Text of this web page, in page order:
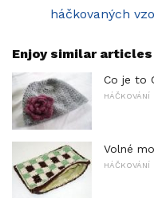
háčkovaných
Enjoy similar articles
Co je to
HÁČKOVÁNÍ
Volné
HÁČKOVÁNÍ